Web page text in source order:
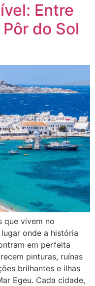
Entre
do Sol
que vivem no
onde a história
em perfeita
pinturas, ruínas
brilhantes e ilhas
Egeu. Cada cidade,